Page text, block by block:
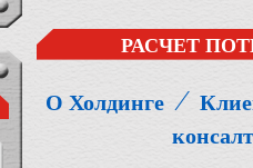
РАСЧЕТ
О Холдинге ⁄